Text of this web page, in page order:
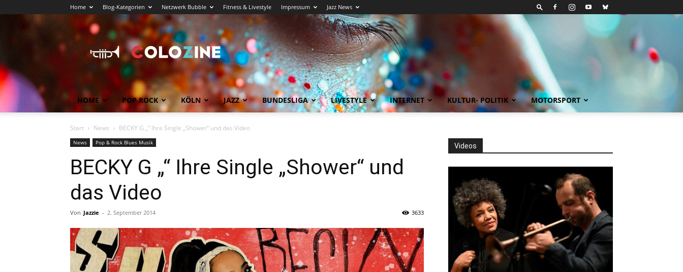
Home Blog-Kategorien Netzwerk Bubble Fitness & Livestyle Impressum Jazz News
Köln
News
COLOZINE
Magazin
HOME POP ROCK KÖLN JAZZ BUNDESLIGA LIVESTYLE INTERNET KULTUR- POLITIK MOTORSPORT
Start News BECKY G „“ Ihre Single „Shower“ und das Video
News Pop & Rock Blues Musik
BECKY G „“ Ihre Single „Shower“ und
das Video
Von Jazzie - 2. September 2014 3633
Videos